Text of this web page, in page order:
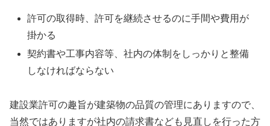
許可の取得時、許可を継続させるのに手間や費用が
掛かる
契約書や工事内容等、社内の体制をしっかりと整備
しなければならない
建設業許可の趣旨が建築物の品質の管理にありますので、
当然ではありますが社内の請求書なども見直しを行った方